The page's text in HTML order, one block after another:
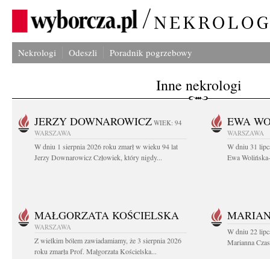
Nekrologi Odeszli Poradnik pogrzebowy
Inne nekrologi
JERZY DOWNAROWICZ WIEK: 94
WARSZAWA
W dniu 1 sierpnia 2026 roku zmarł w wieku 94 lat
Jerzy Downarowicz Człowiek, który nigdy...
EWA
WARSZAWA
W dniu 31
Ewa
MAŁGORZATA KOŚCIELSKA
WARSZAWA
Z wielkim bólem zawiadamiamy, że 3 sierpnia 2026
roku zmarła Prof. Małgorzata Kościelska...
W dniu 22
Marianna